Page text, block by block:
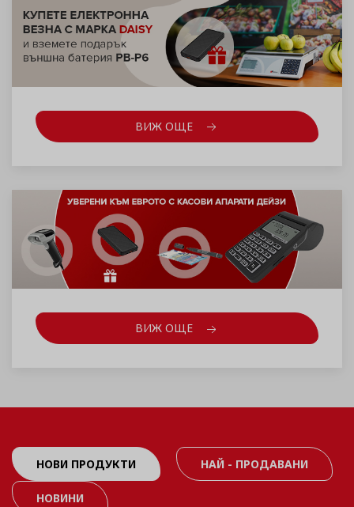
ВИЖ ОЩЕ
ВИЖ ОЩЕ
НОВИ ПРОДУКТИ НАЙ - ПРОДАВАНИ
НОВИНИ